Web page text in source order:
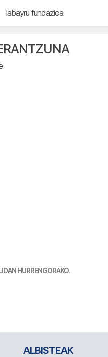
labayru fundazioa
HURRENGORAKO.
ALBISTEAK